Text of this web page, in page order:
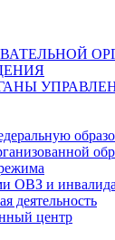
ОВЗ и
деятельность
центр